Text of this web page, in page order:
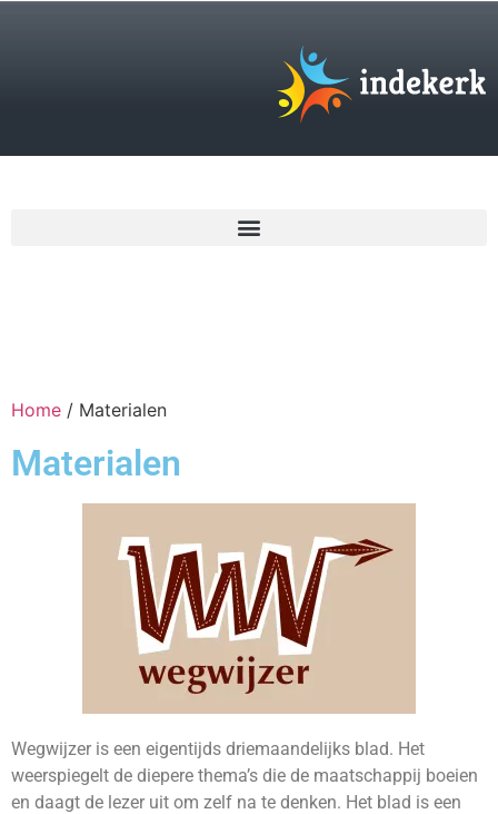
Home / Materialen
Materialen
Wegwijzer is een eigentijds driemaandelijks blad. Het
weerspiegelt de diepere thema’s die de maatschappij boeien
en daagt de lezer uit om zelf na te denken. Het blad is een